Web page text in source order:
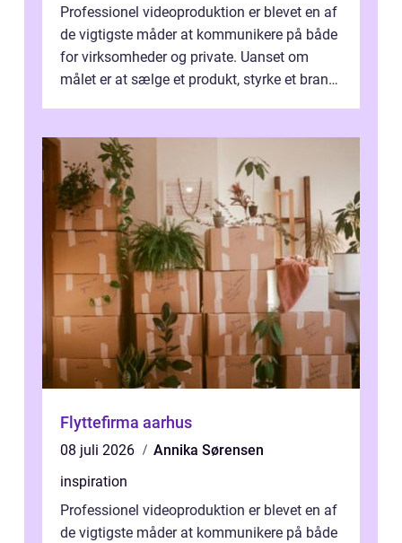
Professionel videoproduktion er blevet en af
de vigtigste måder at kommunikere på både
for virksomheder og private. Uanset om
målet er at sælge et produkt, styrke et brand,
Flyttefirma aarhus
08 juli 2026
Annika Sørensen
inspiration
Professionel videoproduktion er blevet en af
de vigtigste måder at kommunikere på både